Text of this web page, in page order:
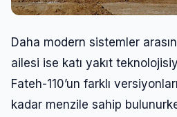
Daha modern sistemler
ailesi ise katı yakıt
Fateh-110’un farklı versiyonları
kadar menzile sahip